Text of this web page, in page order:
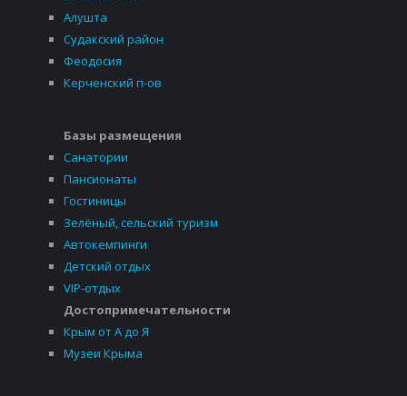
Алушта
Судакский район
Феодосия
Керченский п-ов
Базы размещения
Санатории
Пансионаты
Гостиницы
Зелёный, сельский туризм
Автокемпинги
Детский отдых
VIP-отдых
Достопримечательности
Крым от А до Я
Музеи Крыма